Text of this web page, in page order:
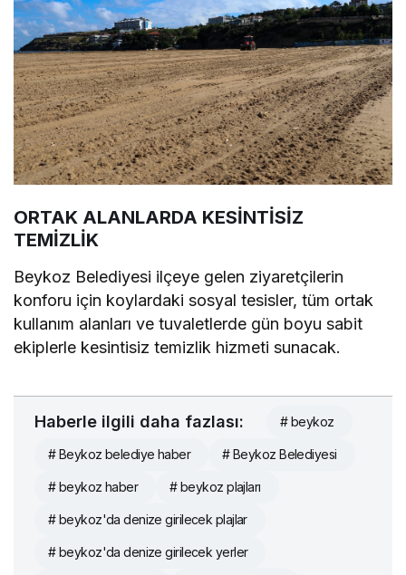
ORTAK ALANLARDA KESİNTİSİZ
TEMİZLİK
Beykoz Belediyesi ilçeye gelen ziyaretçilerin
konforu için koylardaki sosyal tesisler, tüm ortak
kullanım alanları ve tuvaletlerde gün boyu sabit
ekiplerle kesintisiz temizlik hizmeti sunacak.
Haberle ilgili daha fazlası: # beykoz
# Beykoz belediye haber # Beykoz Belediyesi
# beykoz haber # beykoz plajları
# beykoz'da denize girilecek plajlar
# beykoz'da denize girilecek yerler